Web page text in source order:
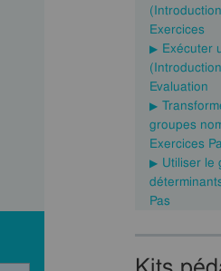
Exercices
Exécuter
Evaluation
groupes
Exercices
Utiliser le
Pas